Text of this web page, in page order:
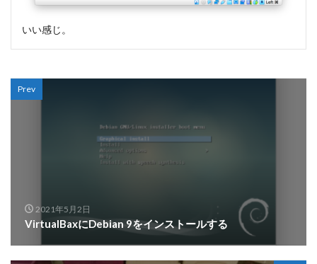
いい感じ。
Prev
2021年5月2日
VirtualBaxにDebian 9をインストールする